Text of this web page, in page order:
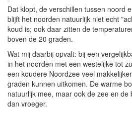
Dat klopt, de verschillen tussen noord
blijft het noorden natuurlijk niet echt
koud is; ook daar zitten de
boven de 20 graden.
Wat mij daarbij opvalt: bij een
in het noorden met een westelijke tot
een koudere Noordzee veel
graden kunnen uitkomen. De warme
natuurlijk mee, maar ook de zee en
dan vroeger.